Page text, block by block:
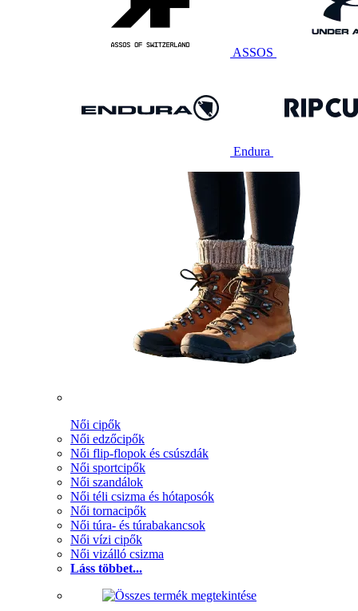
ASSOS
Endura
Női cipők
Női edzőcipők
Női flip-flopok és csúszdák
Női sportcipők
Női szandálok
Női téli csizma és hótaposók
Női tornacipők
Női túra- és túrabakancsok
Női vízi cipők
Női vizálló csizma
Láss többet...